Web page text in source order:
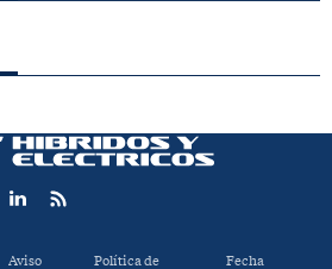
Aviso Política de Fecha